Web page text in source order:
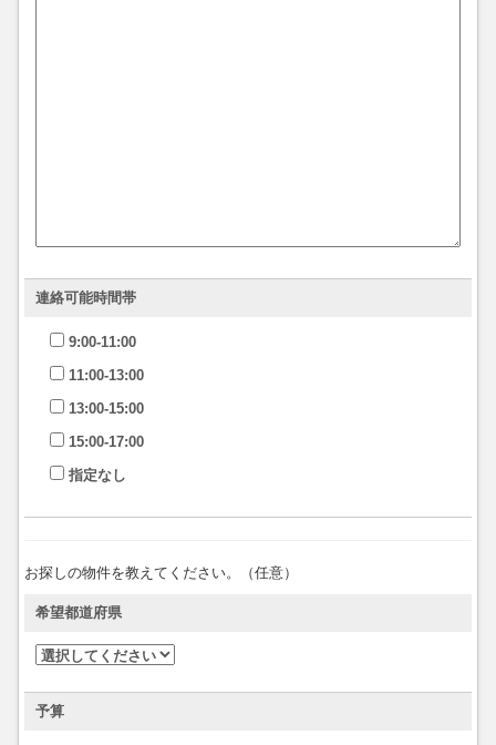
連絡可能時間帯
9:00-11:00
11:00-13:00
13:00-15:00
15:00-17:00
指定なし
お探しの物件を教えてください。（任意）
希望都道府県
予算